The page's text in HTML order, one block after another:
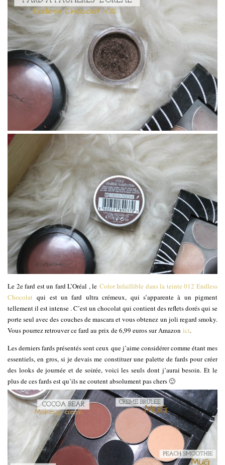
Le 2e fard est un fard L’Oréal , le Color Infaillible dans la teinte 012 Endless
Chocolat qui est un fard ultra crémeux, qui s’apparente à un pigment
tellement il est intense . C’est un chocolat qui contient des reflets dorés qui se
porte seul avec des couches de mascara et vous obtenez un joli regard smoky.
Vous pourrez retrouver ce fard au prix de 6,99 euros sur Amazon ici.
Les derniers fards présentés sont ceux que j’aime considérer comme étant mes
essentiels, en gros, si je devais me constituer une palette de fards pour créer
des looks de journée et de soirée, voici les seuls dont j’aurai besoin. Et le
plus de ces fards est qu’ils ne coutent absolument pas chers 🙂